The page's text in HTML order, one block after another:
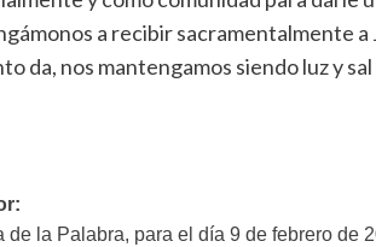
a recibir sacramentalmente
da, nos mantengamos siendo luz y
de la Palabra, para el día 9 de febrero de